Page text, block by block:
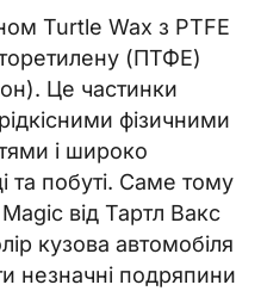
Turtle Wax з PTFE
(ПТФЕ)
Це частинки
фізичними
і широко
та побуті. Саме тому
від Тартл Вакс
кузова автомобіля
незначні подряпини